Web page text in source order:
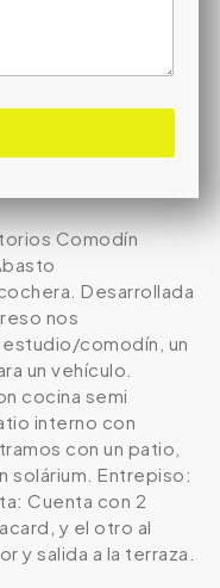
Comodín
Desarrollada
nos
comodín, un
un vehículo.
cocina semi
interno con
con un patio,
solárium. Entrepiso:
Cuenta con 2
y el otro al
y salida a la terraza.